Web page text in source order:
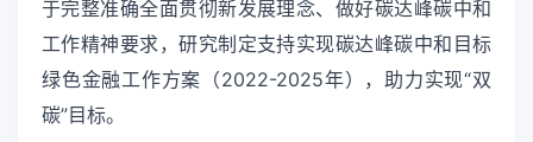
于完整准确全面贯彻新发展理念、做好碳达峰碳中和
工作精神要求，研究制定支持实现碳达峰碳中和目标
绿色金融工作方案（2022-2025年），助力实现“双
碳”目标。